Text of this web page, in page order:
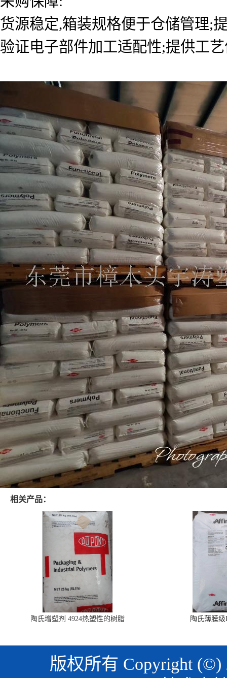
货源稳定,箱装规格便于仓储管理;
验证电子部件加工适配性;提供工
相关产品：
陶氏增塑剂 4924热塑性的树脂 陶氏薄膜级
版权所有 Copyright